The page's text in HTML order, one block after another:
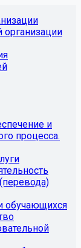
организации
и
процесса.
обучающихся